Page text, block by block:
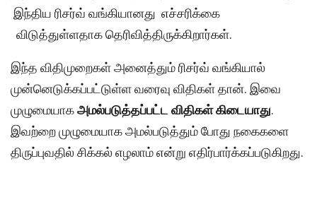
இந்திய ரிசர்வ் வங்கியானது எச்சரிக்கை
விடுத்துள்ளதாக தெரிவித்திருக்கிறார்கள்.
இந்த விதிமுறைகள் அனைத்தும் ரிசர்வ் வங்கியால்
முன்னெடுக்கப்பட்டுள்ள வரைவு விதிகள் தான். இவை
முழுமையாகஅமல்படுத்தப்பட்ட விதிகள்கிடையாது.
இவற்றை முழுமையாக அமல்படுத்தும் போது நகைகளை
திருப்புவதில் சிக்கல் எழலாம் என்று எதிர்பார்க்கப்படுகிறது.